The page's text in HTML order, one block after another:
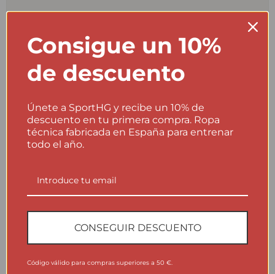
Cuida tu prenda técnica como lo
que es: una herramienta de
rendimiento
contacto directo con el cuerpo: regulan la temperatura,
evacuan la humedad y mantienen el confort durante la
actividad. Un lavado correcto ayuda a conservar sus
propiedades técnicas durante más tiempo.
FABRICADO EN ESPAÑA
Instrucciones de lavado
× No lavar del revés.
Consigue un 10%
de descuento
Únete a SportHG y recibe un 10% de
descuento en tu primera compra. Ropa
técnica fabricada en España para entrenar
todo el año.
CONSEGUIR DESCUENTO
Código válido para compras superiores a 50 €.